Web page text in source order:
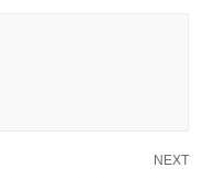
NEXT